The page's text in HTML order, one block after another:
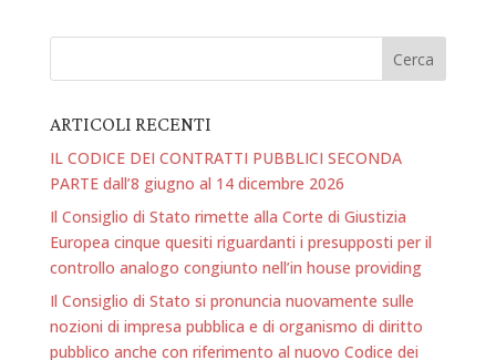
ARTICOLI RECENTI
IL CODICE DEI CONTRATTI PUBBLICI SECONDA
PARTE dall’8 giugno al 14 dicembre 2026
Il Consiglio di Stato rimette alla Corte di Giustizia
Europea cinque quesiti riguardanti i presupposti per il
controllo analogo congiunto nell’in house providing
Il Consiglio di Stato si pronuncia nuovamente sulle
nozioni di impresa pubblica e di organismo di diritto
pubblico anche con riferimento al nuovo Codice dei